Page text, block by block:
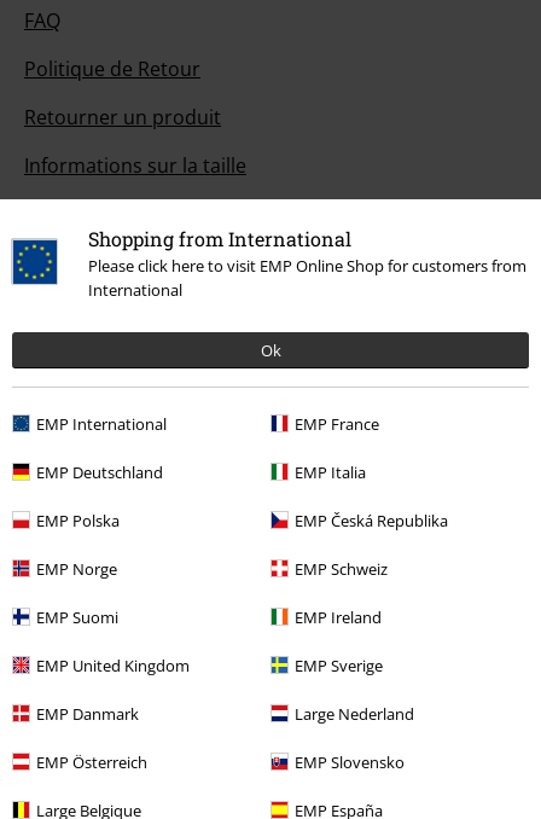
Shopping from International
Please click here to visit EMP Online Shop for customers from
International
Ok
EMP International EMP France
EMP Deutschland EMP Italia
EMP Polska EMP Česká Republika
EMP Norge EMP Schweiz
EMP Suomi EMP Ireland
EMP United Kingdom EMP Sverige
EMP Danmark Large Nederland
EMP Österreich EMP Slovensko
Large Belgique EMP España
FAQ
Politique de Retour
Retourner un produit
Informations sur la taille
Méthodes de paiement
Offre pour toi
Concours
Bons d'achat Large
EMP Backstage Club
À propos d'EMP
Réseau d'Affiliation
Durabilité